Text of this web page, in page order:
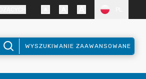
WYSZUKIWANIE ZAAWANSOWANE